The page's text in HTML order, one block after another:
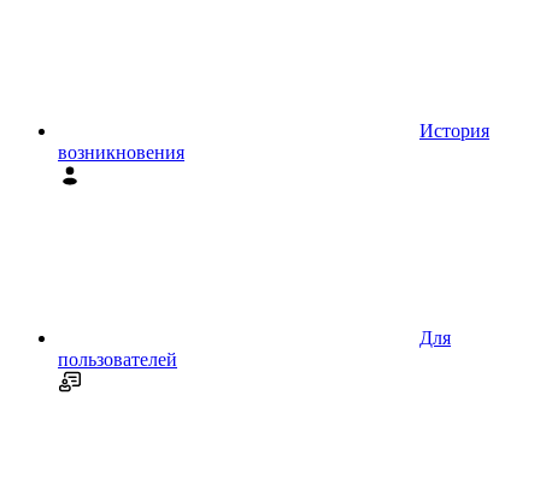
История
возникновения
Для
пользователей